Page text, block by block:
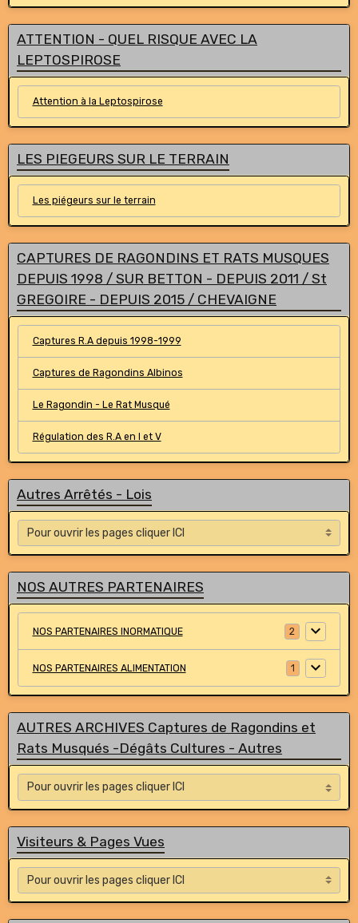
ATTENTION - QUEL RISQUE AVEC LA
LEPTOSPIROSE
Attention à la Leptospirose
LES PIEGEURS SUR LE TERRAIN
Les piégeurs sur le terrain
CAPTURES DE RAGONDINS ET RATS MUSQUES
DEPUIS 1998 / SUR BETTON - DEPUIS 2011 / St
GREGOIRE - DEPUIS 2015 / CHEVAIGNE
Captures R.A depuis 1998-1999
Captures de Ragondins Albinos
Le Ragondin - Le Rat Musqué
Régulation des R.A en I et V
Autres Arrêtés - Lois
NOS AUTRES PARTENAIRES
NOS PARTENAIRES INORMATIQUE 2
NOS PARTENAIRES ALIMENTATION 1
AUTRES ARCHIVES Captures de Ragondins et
Rats Musqués -Dégâts Cultures - Autres
Visiteurs & Pages Vues